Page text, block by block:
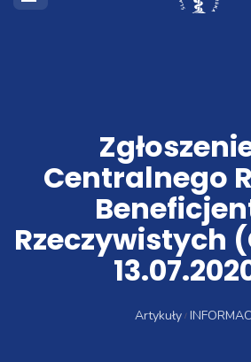
Centralnego
Rzeczywistych
Artykuły